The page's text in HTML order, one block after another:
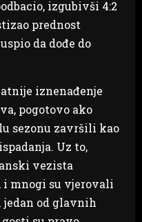
izgubivši 4:2
prednost
da dođe do
iznenađenje
pogotovo ako
sezonu završili kao
Uz to,
vezista
i mnogi su vjerovali
jedan od glavnih